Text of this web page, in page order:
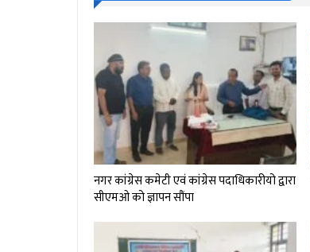
नगर कांग्रेस कमेटी एवं कांग्रेस पदाधिकारीयो द्वारा
सीएमओ को ज्ञापन सौंपा